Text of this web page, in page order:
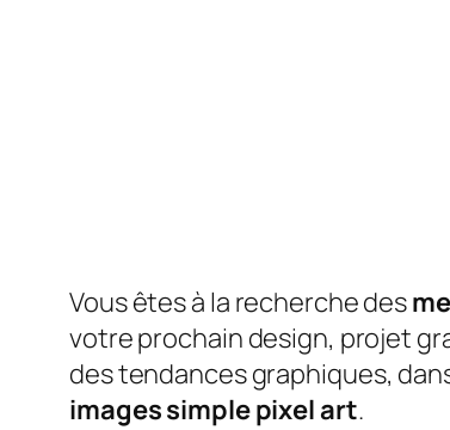
Vous êtes à la recherche des
votre prochain design, projet
des tendances graphiques,
images simple pixel art.